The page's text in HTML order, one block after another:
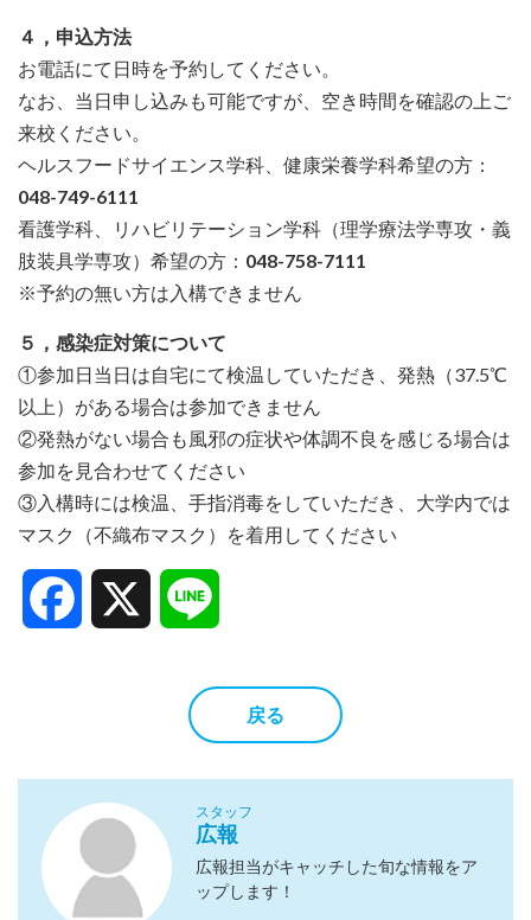
４，申込方法
お電話にて日時を予約してください。
なお、当日申し込みも可能ですが、空き時間を確認の上ご
来校ください。
ヘルスフードサイエンス学科、健康栄養学科希望の方：
048-749-6111
看護学科、リハビリテーション学科（理学療法学専攻・義
肢装具学専攻）希望の方： 048-758-7111
※予約の無い方は入構できません
５，感染症対策について
①参加日当日は自宅にて検温していただき、発熱（37.5℃
以上）がある場合は参加できません
②発熱がない場合も風邪の症状や体調不良を感じる場合は
参加を見合わせてください
③入構時には検温、手指消毒をしていただき、大学内では
マスク（不織布マスク）を着用してください
Facebook
戻る
スタッフ
広報
広報担当がキャッチした旬な情報をア
ップします！